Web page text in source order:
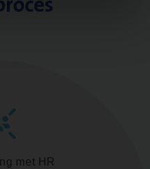
met HR